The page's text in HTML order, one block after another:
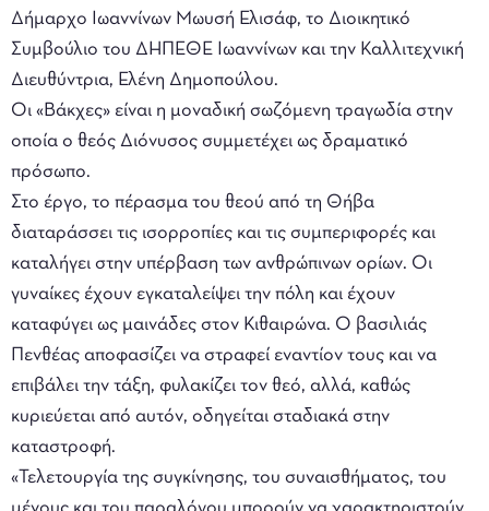
Δήμαρχο Ιωαννίνων Μωυσή Ελισάφ, το Διοικητικό
Συμβούλιο του ΔΗΠΕΘΕ Ιωαννίνων και την Καλλιτεχνική
Διευθύντρια, Ελένη Δημοπούλου.
Οι «Βάκχες» είναι η μοναδική σωζόµενη τραγωδία στην
οποία ο θεός Διόνυσος συμμετέχει ως δραματικό
πρόσωπο.
Στο έργο, το πέρασµα του θεού από τη Θήβα
διαταράσσει τις ισορροπίες και τις συμπεριφορές και
καταλήγει στην υπέρβαση των ανθρώπινων ορίων. Οι
γυναίκες έχουν εγκαταλείψει την πόλη και έχουν
καταφύγει ως µαινάδες στον Κιθαιρώνα. Ο βασιλιάς
Πενθέας αποφασίζει να στραφεί εναντίον τους και να
επιβάλει την τάξη, φυλακίζει τον θεό, αλλά, καθώς
κυριεύεται από αυτόν, οδηγείται σταδιακά στην
καταστροφή.
«Τελετουργία της συγκίνησης, του συναισθήματος, του